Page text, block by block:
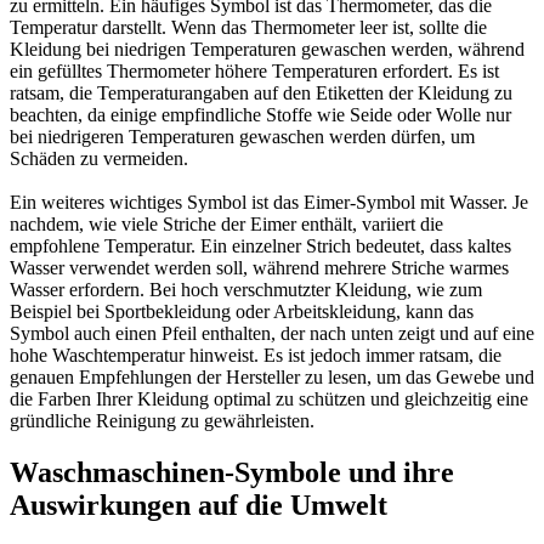
zu ermitteln. Ein häufiges Symbol ist das Thermometer, das die
Temperatur darstellt. Wenn das Thermometer leer ist, sollte die
Kleidung bei niedrigen Temperaturen gewaschen werden, während
ein gefülltes Thermometer höhere Temperaturen erfordert. Es ist
ratsam, die Temperaturangaben auf den Etiketten der Kleidung zu
beachten, da einige empfindliche Stoffe wie Seide oder Wolle nur
bei niedrigeren Temperaturen gewaschen werden dürfen, um
Schäden zu vermeiden.
Ein weiteres wichtiges Symbol ist das Eimer-Symbol mit Wasser. Je
nachdem, wie viele Striche der Eimer enthält, variiert die
empfohlene Temperatur. Ein einzelner Strich bedeutet, dass kaltes
Wasser verwendet werden soll, während mehrere Striche warmes
Wasser erfordern. Bei hoch verschmutzter Kleidung, wie zum
Beispiel bei Sportbekleidung oder Arbeitskleidung, kann das
Symbol auch einen Pfeil enthalten, der nach unten zeigt und auf eine
hohe Waschtemperatur hinweist. Es ist jedoch immer ratsam, die
genauen Empfehlungen der Hersteller zu lesen, um das Gewebe und
die Farben Ihrer Kleidung optimal zu schützen und gleichzeitig eine
gründliche Reinigung zu gewährleisten.
Waschmaschinen-Symbole und ihre
Auswirkungen auf die Umwelt